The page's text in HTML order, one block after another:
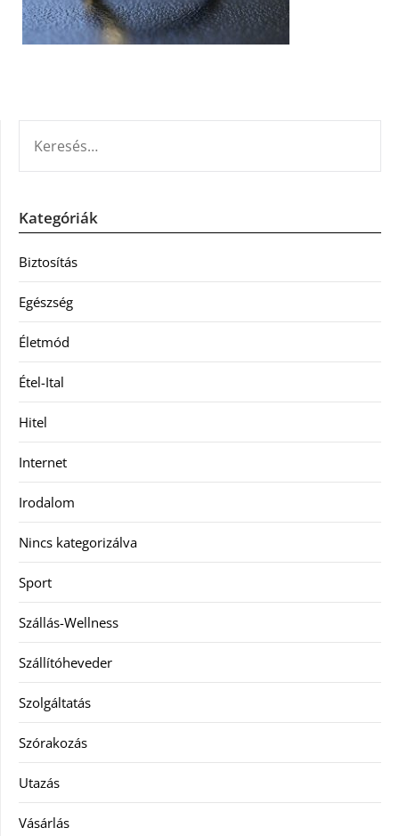
Kategóriák
Biztosítás
Egészség
Életmód
Étel-Ital
Hitel
Internet
Irodalom
Nincs kategorizálva
Sport
Szállás-Wellness
Szállítóheveder
Szolgáltatás
Szórakozás
Utazás
Vásárlás